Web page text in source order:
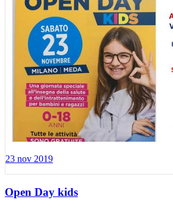
23 nov 2019
Open Day kids